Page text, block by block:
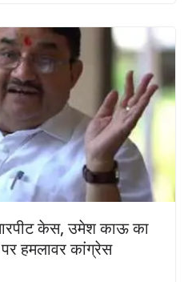
केस, उमेश काऊ का
हमलावर कांग्रेस